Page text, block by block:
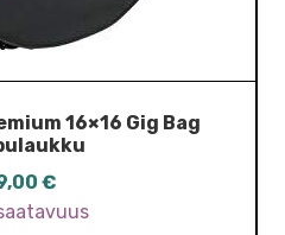
16×16 Gig Bag
€